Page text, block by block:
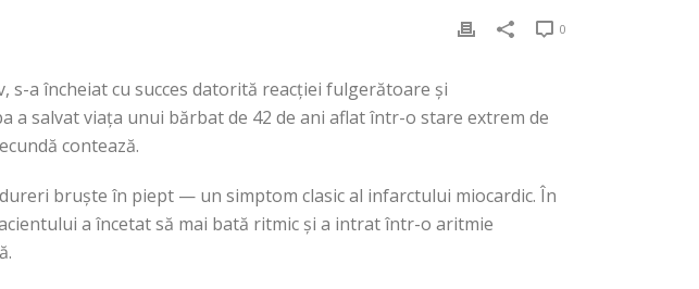
0
a încheiat cu succes datorită reacției fulgerătoare și
a salvat viața unui bărbat de 42 de ani aflat într-o stare extrem de
contează.
bruște în piept — un simptom clasic al infarctului miocardic. În
a încetat să mai bată ritmic și a intrat într-o aritmie